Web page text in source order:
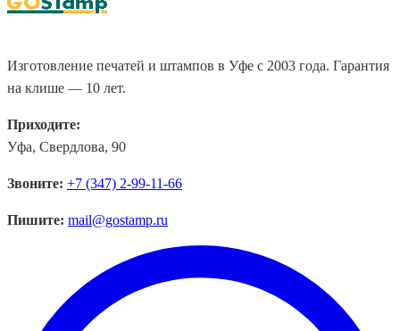
Изготовление печатей и штампов в Уфе с 2003 года. Гарантия
на клише — 10 лет.
Приходите:
Уфа, Свердлова, 90
Звоните: +7 (347) 2-99-11-66
Пишите: mail@gostamp.ru